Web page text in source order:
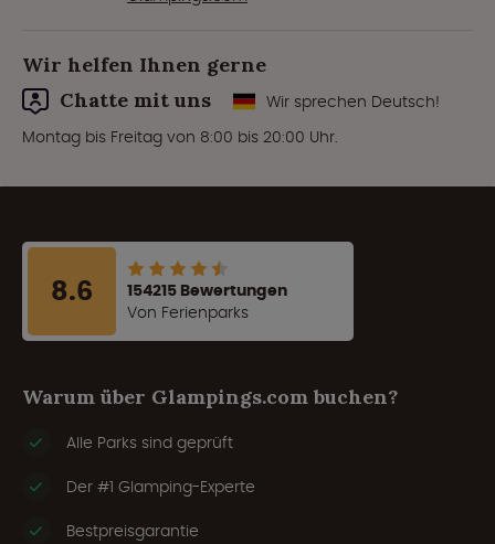
Wir helfen Ihnen gerne
Chatte mit uns
Wir sprechen Deutsch!
Montag bis Freitag von 8:00 bis 20:00 Uhr.
8.6
154215 Bewertungen
Von Ferienparks
Warum über Glampings.com buchen?
Alle Parks sind geprüft
Der #1 Glamping-Experte
Bestpreisgarantie